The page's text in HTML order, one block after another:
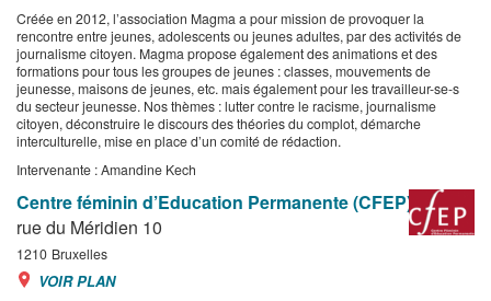
Créée en 2012, l’association Magma a pour mission de provoquer la
rencontre entre jeunes, adolescents ou jeunes adultes, par des activités de
journalisme citoyen. Magma propose également des animations et des
formations pour tous les groupes de jeunes : classes, mouvements de
jeunesse, maisons de jeunes, etc. mais également pour les travailleur-se-s
du secteur jeunesse. Nos thèmes : lutter contre le racisme, journalisme
citoyen, déconstruire le discours des théories du complot, démarche
interculturelle, mise en place d’un comité de rédaction.
Intervenante : Amandine Kech
Centre féminin d’Education Permanente (CFEP) asbl
rue du Méridien 10
1210 Bruxelles
VOIR PLAN